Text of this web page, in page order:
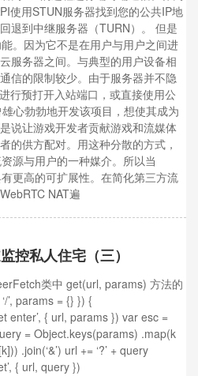
使用STUN服务器找到您的公共IP地
退到中继服务器（TURN）。 但是
。因为它不是在用户与用户之间进
服务器之间。与典型的用户设备相
信的限制较少。由于服务器并不隐
行预打开入站端口，或直接使用公
心勃勃地开发该项目，想使其成为
说让游戏开发者贡献游戏和流媒体
的供方配对。用这种分散的方式，
源与用户的一种媒介。所以当
更高的可扩展性。在简化第三方流
NAT遍
控私人住宅（三）
类中 get(url, params) 方法的
’, params = {} }) {
enter’, { url, params }) var esc =
= Object.keys(params) .map(k
.join(‘&’) url += ‘?’ + query
{ url, query })